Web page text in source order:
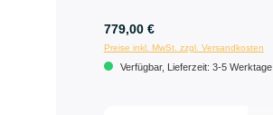
779,00 €
Preise inkl. MwSt. zzgl. Versandkosten
Verfügbar, Lieferzeit: 3-5 Werktage